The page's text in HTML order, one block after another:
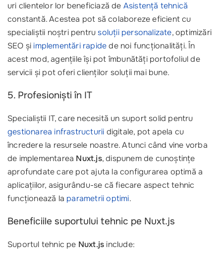
uri clientelor lor beneficiază de Asistență tehnică
constantă. Acestea pot să colaboreze eficient cu
specialiștii noștri pentrusoluții personalizate, optimizări
SEO și implementări rapidede noi funcționalități. În
acest mod, agențiile își pot îmbunătăți portofoliul de
servicii și pot oferi clienților soluții mai bune.
5. Profesioniști în IT
Specialiștii IT, care necesită un suport solid pentru
gestionarea infrastructurii digitale, pot apela cu
încredere la resursele noastre. Atunci când vine vorba
de implementarea Nuxt.js, dispunem de cunoștințe
aprofundate care pot ajuta la configurarea optimă a
aplicațiilor, asigurându-se că fiecare aspect tehnic
funcționează la parametrii optimi.
Beneficiile suportului tehnic pe Nuxt.js
Suportul tehnic pe Nuxt.js include: